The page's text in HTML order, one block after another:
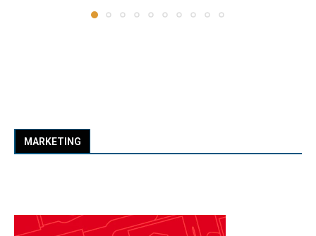
MARKETING